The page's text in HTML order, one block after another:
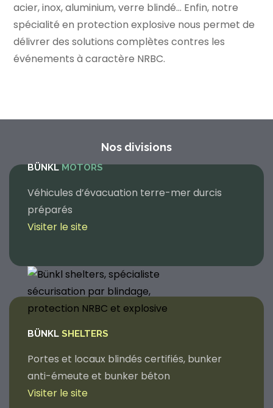
acier, inox, aluminium, verre blindé… Enfin, notre
spécialité en protection explosive nous permet de
délivrer des solutions complètes contres les
événements à caractère NRBC.
Nos divisions
BÜNKLMOTORS
Véhicules d’évacuation terre-mer durcis
préparés
Visiter le site
BÜNKL SHELTERS
Portes et locaux blindés certifiés, bunker
anti-émeute et bunker béton
Visiter le site